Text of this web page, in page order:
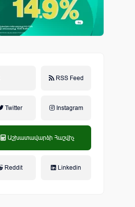
RSS Feed
Twitter Instagram
Աշխատավարձի Հաշվիչ
Reddit Linkedin